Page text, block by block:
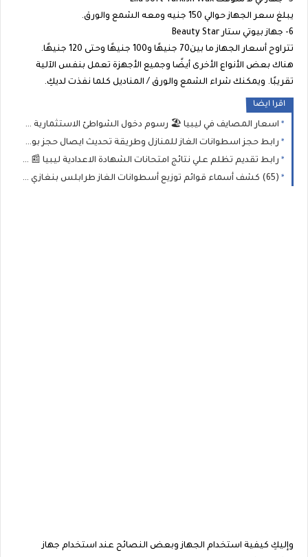
يبلغ سعر الجهاز حوالي 150 جنيه ومعه الشمع والورق.
6- جهاز بيوتي ستار Beauty Star
تتراوح أسعار الجهاز ما بين70 جنيهًا و100 جنيهًا وحتى 120 جنيهًا.
هناك بعض الأنواع الأخرى أيضًا وجميع الأجهزة تعمل بنفس الآلية
تقريبًا. ويمكنك شراء الشمع والورق / المناديل كلما نفذت لديكِ.
اقرا ايضا
اسعار المصايف في ليبيا 🏖️ رسوم دخول الشواطئ الاستثمارية والمجانية في طرابلس وبنغازي وأفضلها
رابط حجز اسطوانات الغاز للمنازل وطريقة تحديث ايصال حجز بومة غاز الطهي عبر منظومة البريقة
رابط تقديم تظلم علي نتائج امتحانات الشهادة الاعدادية ليبيا 📰 موعد فتح باب تقديم الطعون على نتائج التاسع وطريقة الطعن علي الدرجات
(65) كشف أسماء قوائم توزيع أسطوانات الغاز طرابلس بنغازي الزاوية والجنوب الشرقي 📢 #البريقة رابط منظومة حجز أسطوانات الغاز شركة البريقة 2026
وإليكِ كيفية استخدام الجهاز وبعض النصائح عند استخدام جهاز